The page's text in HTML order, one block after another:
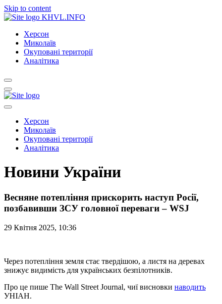
Skip to content
KHVL.INFO
Херсон
Миколаїв
Окуповані території
Аналітика
Херсон
Миколаїв
Окуповані території
Аналітика
Новини України
Весняне потепління прискорить наступ Росії,
позбавивши ЗСУ головної переваги – WSJ
29 Квітня 2025, 10:36
Через потепління земля стає твердішою, а листя на деревах
знижує видимість для українських безпілотників.
Про це пише The Wall Street Journal, чиї висновки наводить
УНІАН.